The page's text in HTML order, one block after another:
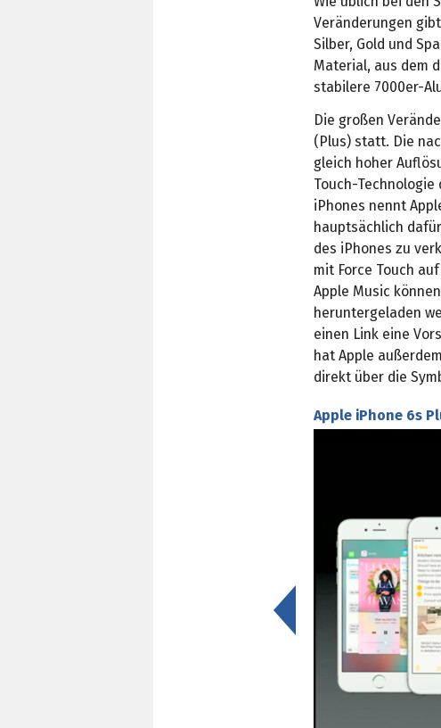
Veränderungen
Silber, Gold und
Material, aus dem
stabilere 7000er-
Die großen
(Plus) statt. Die
gleich hoher
Touch-
iPhones nennt
hauptsächlich
des iPhones zu
mit Force Touch
Apple Music
heruntergeladen
einen Link eine
hat Apple
direkt über die
Apple iPhone 6s
<